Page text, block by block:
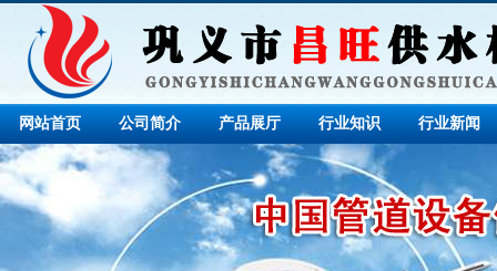
网站首页 公司简介 产品展厅 行业知识 行业新闻